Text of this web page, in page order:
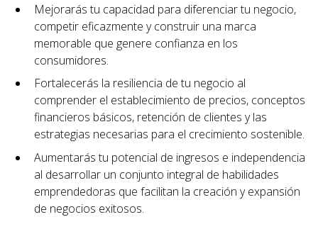
Mejorarás tu capacidad para diferenciar tu negocio,
competir eficazmente y construir una marca
memorable que genere confianza en los
consumidores.
Fortalecerás la resiliencia de tu negocio al
comprender el establecimiento de precios, conceptos
financieros básicos, retención de clientes y las
estrategias necesarias para el crecimiento sostenible.
Aumentarás tu potencial de ingresos e independencia
al desarrollar un conjunto integral de habilidades
emprendedoras que facilitan la creación y expansión
de negocios exitosos.